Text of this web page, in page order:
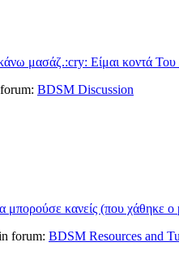
μασάζ.:cry: Είμαι κοντά Του
BDSM Discussion
κανείς (που χάθηκε ο
forum: BDSM Resources and